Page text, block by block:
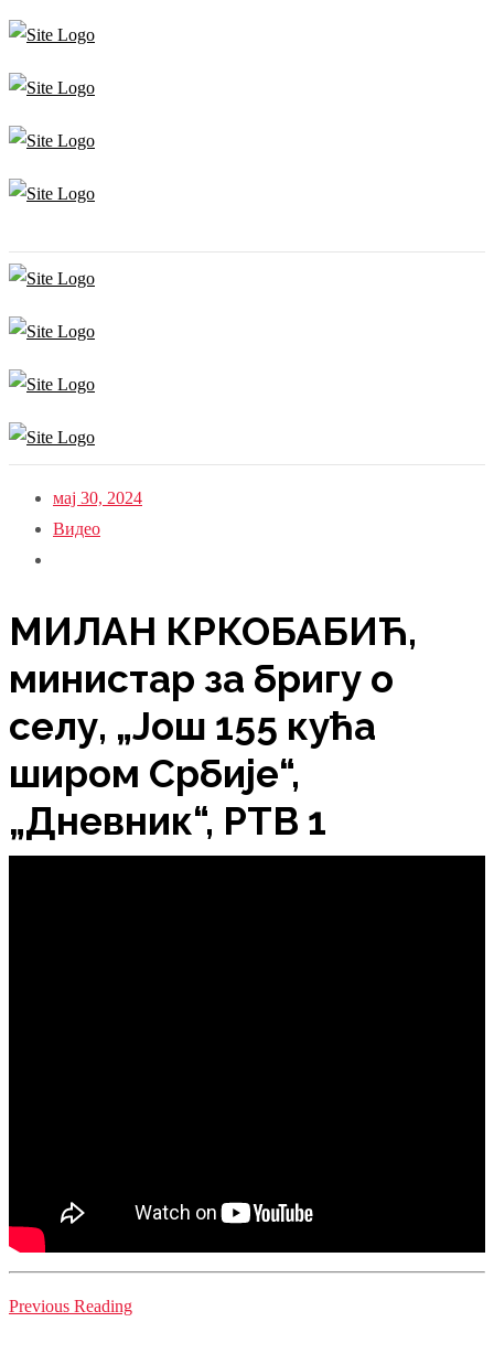
мај 30, 2024
Видео
МИЛАН КРКОБАБИЋ,
министар за бригу о
селу, „Још 155 кућа
широм Србије“,
„Дневник“, РТВ 1
Previous Reading